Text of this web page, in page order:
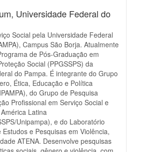
Universidade Federal do
Social pela Universidade Federal
Campus São Borja. Atualmente
de Pós-Graduação em
Social (PPGSSPS) da
do Pampa. É integrante do Grupo
Ética, Educação e Política
do Grupo de Pesquisa
Profissional em Serviço Social e
Latina
Unipampa), e do Laboratório
e Pesquisas em Violência,
ATENA. Desenvolve pesquisas